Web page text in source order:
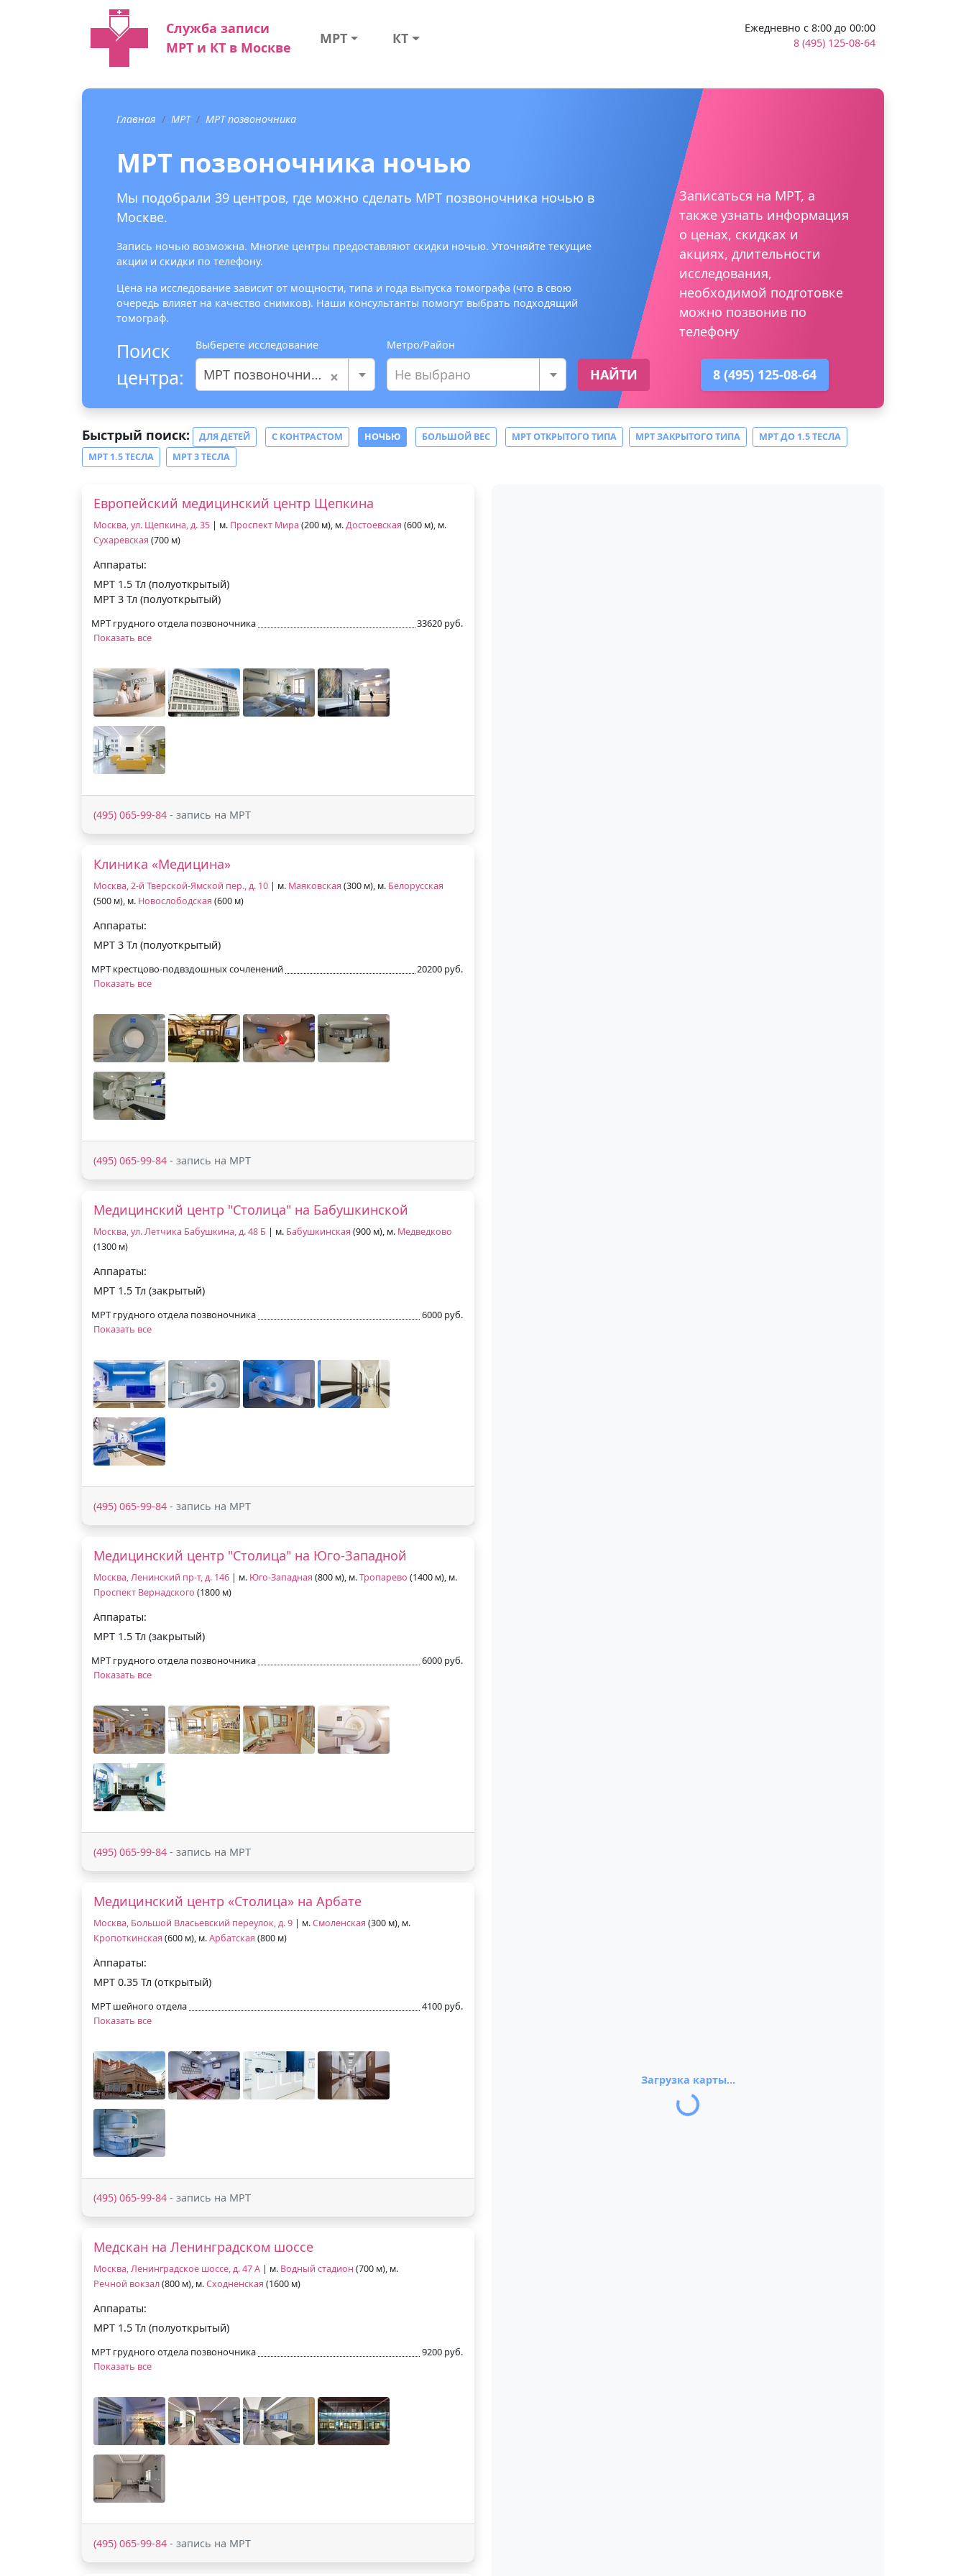
Служба записи
МРТ и КТ в Москве
МРТ КТ
Ежедневно с 8:00 до 00:00
8 (495) 125-08-64
Главная МРТ МРТ позвоночника
МРТ позвоночника ночью
Мы подобрали 39 центров, где можно сделать МРТ позвоночника ночью в
Москве.
Запись ночью возможна. Многие центры предоставляют скидки ночью. Уточняйте текущие
акции и скидки по телефону.
Цена на исследование зависит от мощности, типа и года выпуска томографа (что в свою
очередь влияет на качество снимков). Наши консультанты помогут выбрать подходящий
томограф.
Поиск
центра:
Выберете исследование
×
МРТ позвоночника
Метро/Район
Не выбрано НАЙТИ
Записаться на МРТ, а
также узнать информация
о ценах, скидках и
акциях, длительности
исследования,
необходимой подготовке
можно позвонив по
телефону
8 (495) 125-08-64
Быстрый поиск: ДЛЯ ДЕТЕЙ С КОНТРАСТОМ НОЧЬЮ БОЛЬШОЙ ВЕС МРТ ОТКРЫТОГО ТИПА МРТ ЗАКРЫТОГО ТИПА
МРТ ДО 1.5 ТЕСЛА
МРТ 1.5 ТЕСЛА
МРТ 3 ТЕСЛА
Европейский медицинский центр Щепкина
Москва, ул. Щепкина, д. 35 | м. Проспект Мира (200 м), м.Достоевская (600 м), м.
Сухаревская (700 м)
Аппараты:
МРТ 1.5 Тл (полуоткрытый)
МРТ 3 Тл (полуоткрытый)
МРТ грудного отдела позвоночника
33620 руб.
Показать все
(495) 065-99-84 - запись на МРТ
Клиника «Медицина»
Москва, 2-й Тверской-Ямской пер., д. 10 | м. Маяковская (300 м), м. Белорусская
(500 м), м. Новослободская (600 м)
Аппараты:
МРТ 3 Тл (полуоткрытый)
МРТ крестцово-подвздошных сочленений
20200 руб.
Показать все
(495) 065-99-84 - запись на МРТ
Медицинский центр "Столица" на Бабушкинской
Москва, ул. Летчика Бабушкина, д. 48 Б | м. Бабушкинская (900 м), м. Медведково
(1300 м)
Аппараты:
МРТ 1.5 Тл (закрытый)
МРТ грудного отдела позвоночника
6000 руб.
Показать все
(495) 065-99-84 - запись на МРТ
Медицинский центр "Столица" на Юго-Западной
Москва, Ленинский пр-т, д. 146 | м. Юго-Западная (800 м), м.Тропарево (1400 м), м.
Проспект Вернадского (1800 м)
Аппараты:
МРТ 1.5 Тл (закрытый)
МРТ грудного отдела позвоночника
6000 руб.
Показать все
(495) 065-99-84 - запись на МРТ
Медицинский центр «Столица» на Арбате
Москва, Большой Власьевский переулок, д. 9 | м.Смоленская (300 м), м.
Кропоткинская (600 м), м.Арбатская (800 м)
Аппараты:
МРТ 0.35 Тл (открытый)
МРТ шейного отдела
4100 руб.
Показать все
(495) 065-99-84 - запись на МРТ
Медскан на Ленинградском шоссе
Москва, Ленинградское шоссе, д. 47 А | м. Водный стадион (700 м), м.
Речной вокзал(800 м), м.Сходненская (1600 м)
Аппараты:
МРТ 1.5 Тл (полуоткрытый)
МРТ грудного отдела позвоночника
9200 руб.
Показать все
(495) 065-99-84 - запись на МРТ
Загрузка карты...